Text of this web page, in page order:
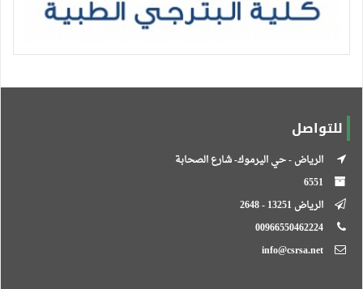
للتواصل
الرياض - حي اليرموك- شارع الصحابة
الرياض 13251 - 2648